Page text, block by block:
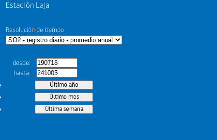
Estación Laja
Resolución de tiempo
desde
hasta